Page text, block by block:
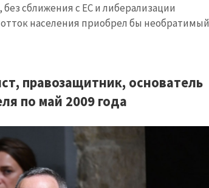
сближения с ЕС и либерализации
отток населения приобрел бы необратимый
правозащитник, основатель
по май 2009 года